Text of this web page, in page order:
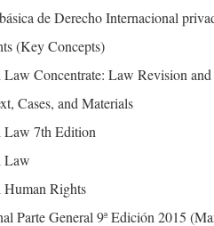
de Derecho Internacional
(Key Concepts)
Law Concentrate: Law Revision
Cases, and Materials
Law 7th Edition
Law
Human Rights
Parte General 9ª Edición 2015